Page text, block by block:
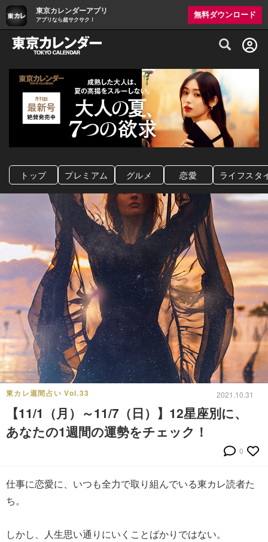
東京カレンダーアプリ
アプリなら超サクサク！
無料ダウンロード
グルメ情報・プレミアムレストラン予約
トップ プレミアム グルメ 恋愛 ライフスタ
東カレ週間占い Vol.33 2021.10.31
【11/1（月）～11/7（日）】12星座別に、
あなたの1週間の運勢をチェック！
0
仕事に恋愛に、いつも全力で取り組んでいる東カレ読者た
ち。
しかし、人生思い通りにいくことばかりではない。